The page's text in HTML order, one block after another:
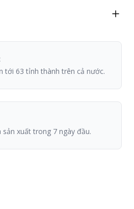
tới 63 tỉnh thành trên cả nước.
xuất trong 7 ngày đầu.